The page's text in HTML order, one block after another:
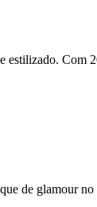
Com
de glamour